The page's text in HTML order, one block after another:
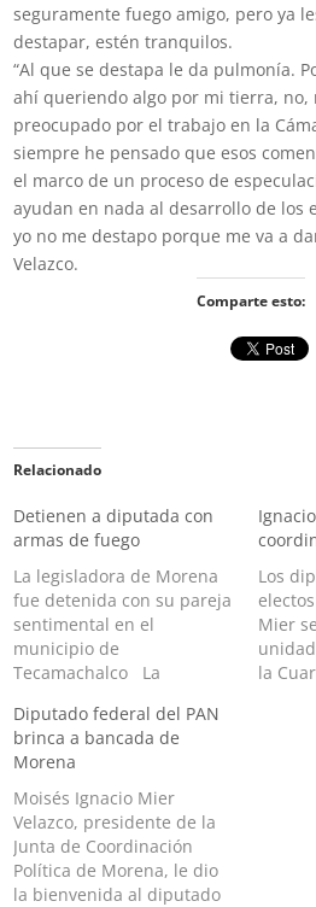
seguramente fuego amigo, pero ya
destapar, estén tranquilos.
“Al que se destapa le da pulmonía.
ahí queriendo algo por mi tierra, no,
preocupado por el trabajo en la
siempre he pensado que esos
el marco de un proceso de
ayudan en nada al desarrollo de los
yo no me destapo porque me va a
Velazco.
Comparte esto:
Relacionado
Detienen a diputada con
armas de fuego
La legisladora de Morena
fue detenida con su pareja
sentimental en el
municipio de
Tecamachalco La
del Distrito 15 de Puebla,
con cabecera en
Tecamachalco, Sandra Neli
Cadena fue detenida en
posesión de armas de
fuego y granadas de uso
exclusivo del Ejército,
informó la Fiscalía…
Los
Mier
la
Diputado federal del PAN
brinca a bancada de
Morena
Moisés Ignacio Mier
Velazco, presidente de la
Junta de Coordinación
Política de Morena, le dio
la bienvenida al diputado